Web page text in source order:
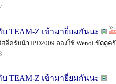
บ TEAM-Z เข้ามายี่ยมกันนะ
ดีครับน้า IPD2009 ลองใช้ Wenol ขัดดู
บ TEAM-Z เข้ามายี่ยมกันนะ